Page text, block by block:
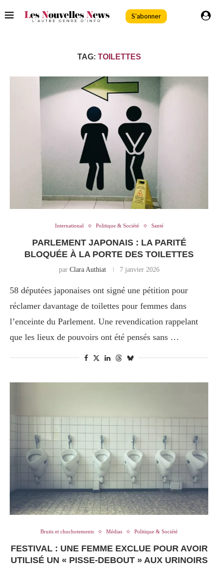
S'abonner
TAG: TOILETTES
International Politique & Société Santé
PARLEMENT JAPONAIS : LA PARITÉ
BLOQUÉE À LA PORTE DES TOILETTES
par Clara Authiat 7 janvier 2026
58 députées japonaises ont signé une pétition pour
réclamer davantage de toilettes pour femmes dans
l’enceinte du Parlement. Une revendication rappelant
que les lieux de pouvoirs ont été pensés sans …
Bruits et chuchotements Médias Politique & Société
FESTIVAL : UNE FEMME EXCLUE POUR AVOIR
UTILISÉ UN « PISSE-DEBOUT » AUX URINOIRS